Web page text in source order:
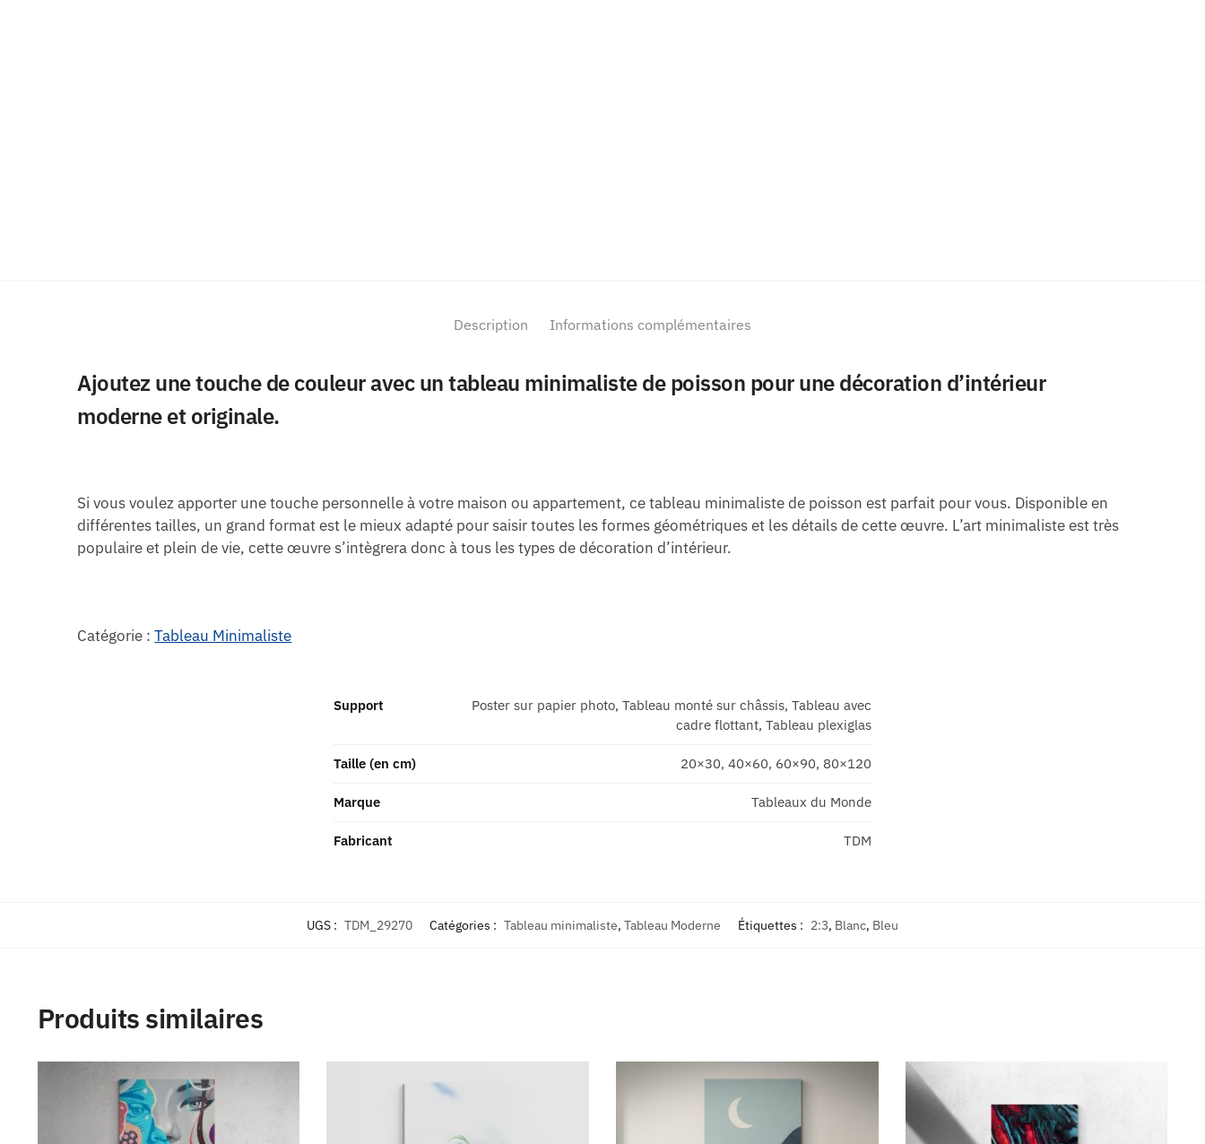
Description Informations complémentaires
Ajoutez une touche de couleur avec un tableau minimaliste de poisson pour une décoration d’intérieur
moderne et originale.
Si vous voulez apporter une touche personnelle à votre maison ou appartement, ce tableau minimaliste de poisson est parfait pour vous. Disponible en
différentes tailles, un grand format est le mieux adapté pour saisir toutes les formes géométriques et les détails de cette œuvre. L’art minimaliste est très
populaire et plein de vie, cette œuvre s’intègrera donc à tous les types de décoration d’intérieur.
Catégorie :Tableau Minimaliste
Support
Poster sur papier photo, Tableau monté sur châssis, Tableau avec
cadre flottant, Tableau plexiglas
Taille (en cm) 20×30, 40×60, 60×90, 80×120
Marque Tableaux du Monde
Fabricant TDM
UGS : TDM_29270 Catégories : Tableau minimaliste, Tableau Moderne Étiquettes : 2:3, Blanc, Bleu
Produits similaires